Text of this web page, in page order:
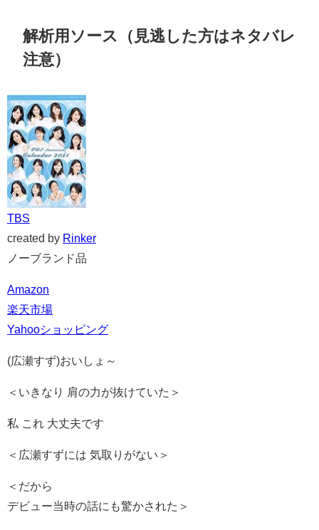
解析用ソース（見逃した方はネタバレ
注意）
TBS
created by Rinker
ノーブランド品
Amazon
楽天市場
Yahooショッピング
(広瀬すず)おいしょ～
＜いきなり 肩の力が抜けていた＞
私 これ 大丈夫です
＜広瀬すずには 気取りがない＞
＜だから
デビュー当時の話にも驚かされた＞